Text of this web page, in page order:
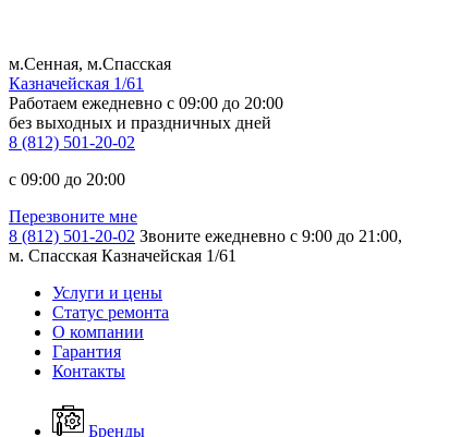
м.Сенная, м.Спасская
Казначейская 1/61
Работаем ежедневно c 09:00 до 20:00
без выходных и праздничных дней
8 (812) 501-20-02
c 09:00 до 20:00
Перезвоните мне
8 (812) 501-20-02 Звоните ежедневно с 9:00 до 21:00,
м. Спасская Казначейская 1/61
Услуги и цены
Статус ремонта
О компании
Гарантия
Контакты
Бренды